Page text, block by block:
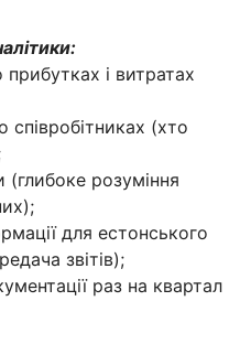
і витратах
співробітниках (хто
розуміння
для естонського
звітів);
раз на квартал